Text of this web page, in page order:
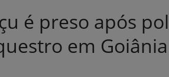
é preso após
em Goiânia